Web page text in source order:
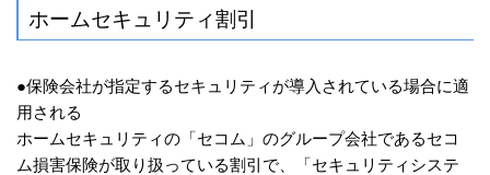
ホームセキュリティ割引
●保険会社が指定するセキュリティが導入されている場合に適
用される
ホームセキュリティの「セコム」のグループ会社であるセコ
ム損害保険が取り扱っている割引で、「セキュリティシステ